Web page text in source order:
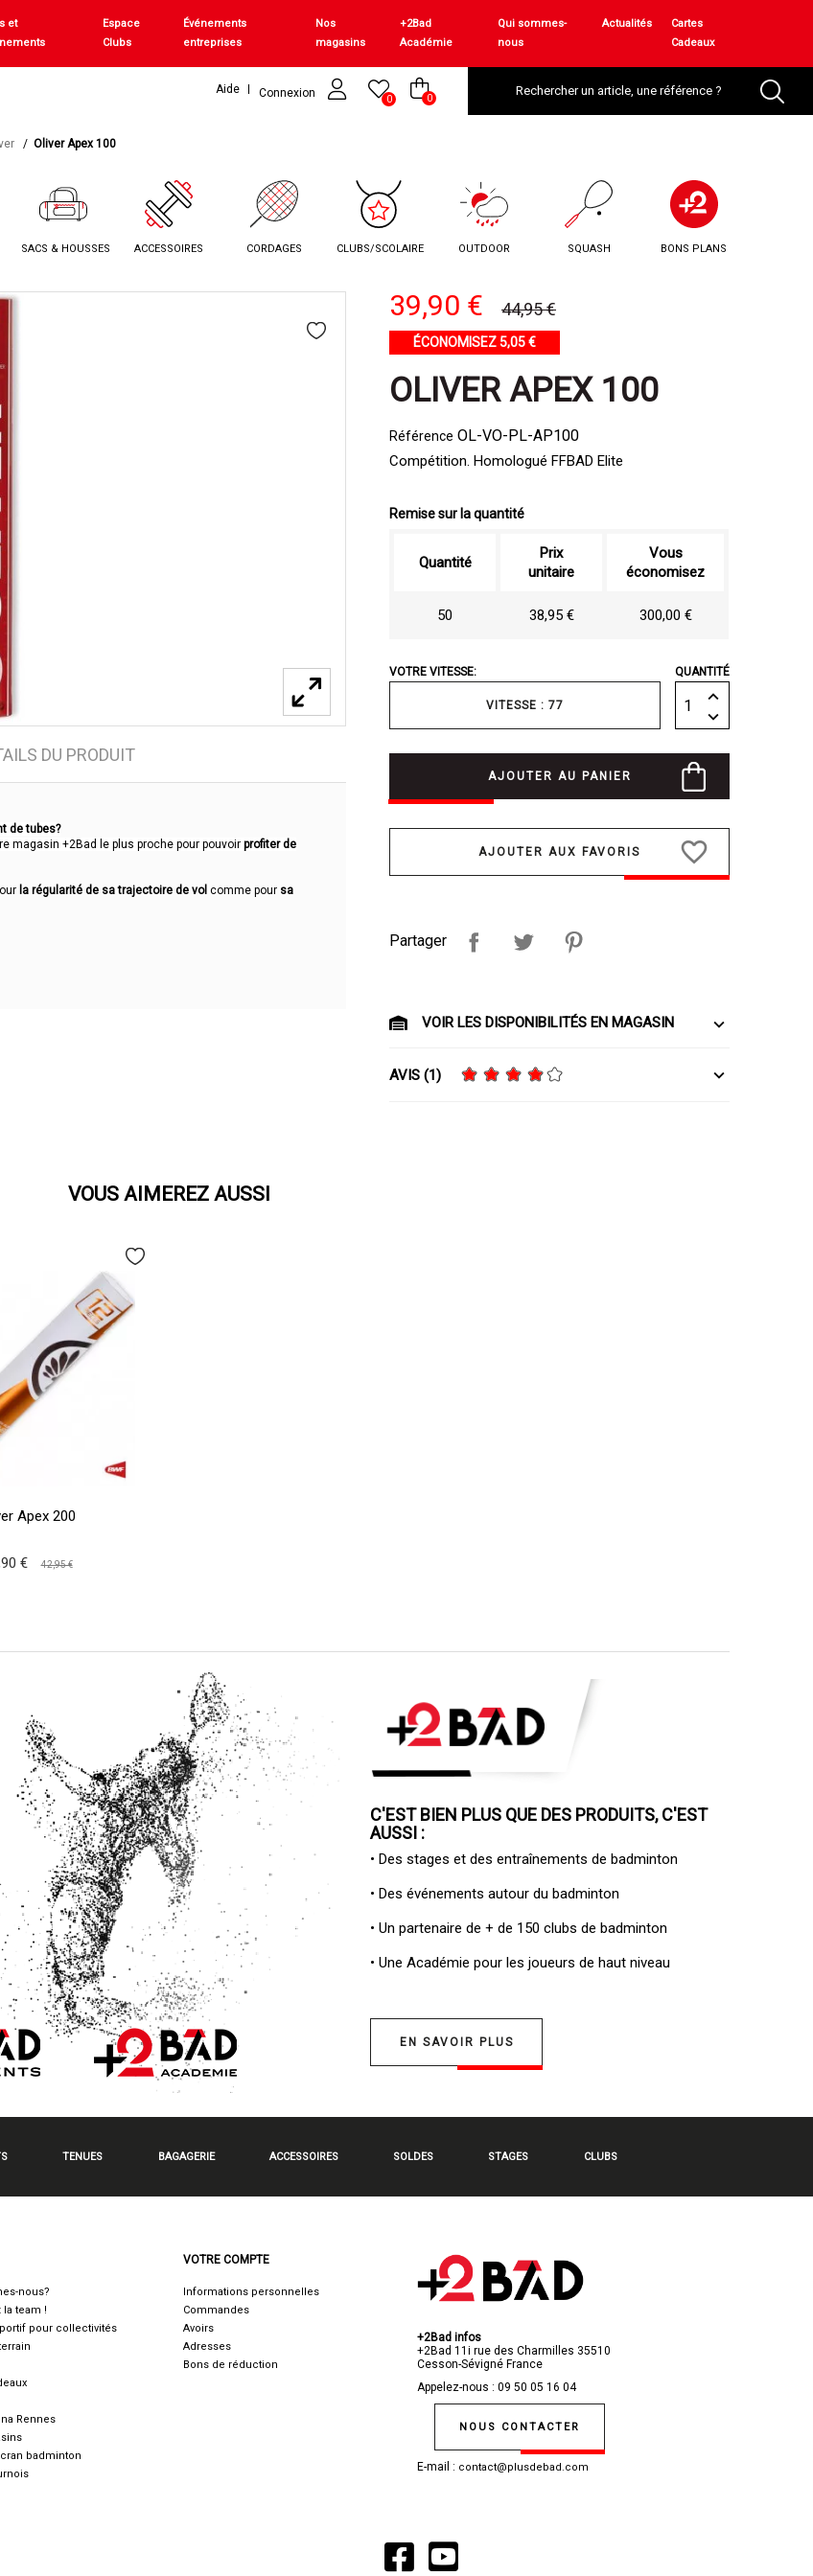
et
Espace
Clubs
Événements
entreprises
Nos
magasins
+2Bad
Académie
Qui sommes-
nous
Actualités
Cartes
Cadeaux
Aide Connexion 0 0
Oliver Apex 100
SACS & HOUSSES ACCESSOIRES CORDAGES CLUBS/SCOLAIRE OUTDOOR SQUASH BONS PLANS
DU PRODUIT
de tubes?
magasin +2Bad le plus proche pour pouvoir profiter de
la régularité de sa trajectoire de vol comme pour sa
39,90 € 44,95 €
ÉCONOMISEZ 5,05 €
OLIVER APEX 100
Référence OL-VO-PL-AP100
Compétition. Homologué FFBAD Elite
Remise sur la quantité
Quantité
Prix
unitaire
Vous
économisez
50 38,95 € 300,00 €
VOTRE VITESSE:
VITESSE : 77
QUANTITÉ
AJOUTER AU PANIER
favorite_border
Partager
VOIR LES DISPONIBILITÉS EN MAGASIN
AVIS (1)
VOUS AIMEREZ AUSSI
Apex 200
€ 42,95 €
C'EST BIEN PLUS QUE DES PRODUITS, C'EST
AUSSI :
• Des stages et des entraînements de badminton
• Des événements autour du badminton
• Un partenaire de + de 150 clubs de badminton
• Une Académie pour les joueurs de haut niveau
EN SAVOIR PLUS
TENUES BAGAGERIE ACCESSOIRES SOLDES STAGES CLUBS
nous?
la team !
pour collectivités
Rennes
badminton
VOTRE COMPTE
Informations personnelles
Commandes
Avoirs
Adresses
Bons de réduction
+2Bad infos
+2Bad 11i rue des Charmilles 35510
Cesson-Sévigné France
Appelez-nous : 09 50 05 16 04
NOUS CONTACTER
E-mail : contact@plusdebad.com